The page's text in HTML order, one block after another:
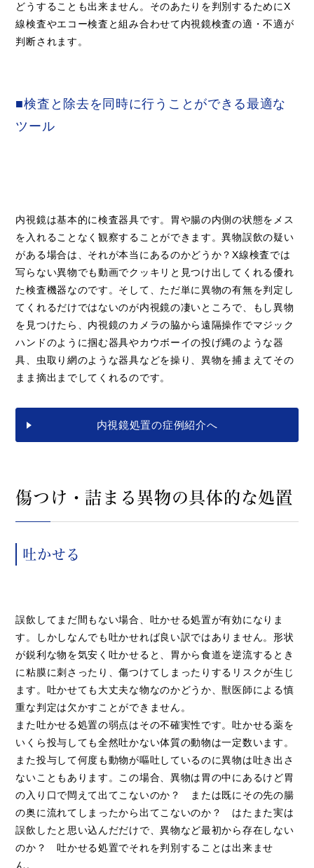
どうすることも出来ません。そのあたりを判別するためにX
線検査やエコー検査と組み合わせて内視鏡検査の適・不適が
判断されます。
■検査と除去を同時に行うことができる最適な
ツール
内視鏡は基本的に検査器具です。胃や腸の内側の状態をメス
を入れることなく観察することができます。異物誤飲の疑い
がある場合は、それが本当にあるのかどうか？X線検査では
写らない異物でも動画でクッキリと見つけ出してくれる優れ
た検査機器なのです。そして、ただ単に異物の有無を判定し
てくれるだけではないのが内視鏡の凄いところで、もし異物
を見つけたら、内視鏡のカメラの脇から遠隔操作でマジック
ハンドのように掴む器具やカウボーイの投げ縄のような器
具、虫取り網のような器具などを操り、異物を捕まえてその
まま摘出までしてくれるのです。
内視鏡処置の症例紹介へ
傷つけ・詰まる異物の具体的な処置
吐かせる
誤飲してまだ間もない場合、吐かせる処置が有効になりま
す。しかしなんでも吐かせれば良い訳ではありません。形状
が鋭利な物を気安く吐かせると、胃から食道を逆流するとき
に粘膜に刺さったり、傷つけてしまったりするリスクが生じ
ます。吐かせても大丈夫な物なのかどうか、獣医師による慎
重な判定は欠かすことができません。
また吐かせる処置の弱点はその不確実性です。吐かせる薬を
いくら投与しても全然吐かない体質の動物は一定数います。
また投与して何度も動物が嘔吐しているのに異物は吐き出さ
ないこともあります。この場合、異物は胃の中にあるけど胃
の入り口で閊えて出てこないのか？ または既にその先の腸
の奥に流れてしまったから出てこないのか？ はたまた実は
誤飲したと思い込んだだけで、異物など最初から存在しない
のか？ 吐かせる処置でそれを判別することは出来ませ
ん。